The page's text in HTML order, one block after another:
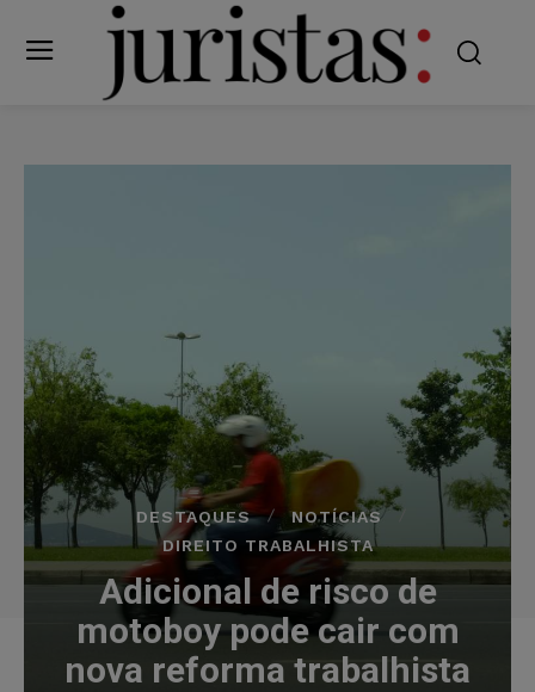
DESTAQUES
NOTÍCIAS
DIREITO TRABALHISTA
Adicional de risco de
motoboy pode cair com
nova reforma trabalhista